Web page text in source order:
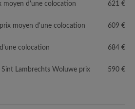
moyen d'une colocation 621 €
moyen d'une colocation 609 €
colocation 684 €
Lambrechts Woluwe prix
590 €